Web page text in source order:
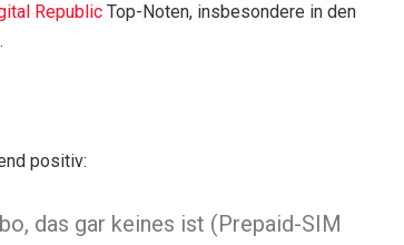
Republic Top-Noten, insbesondere in den
positiv:
das gar keines ist (Prepaid-SIM